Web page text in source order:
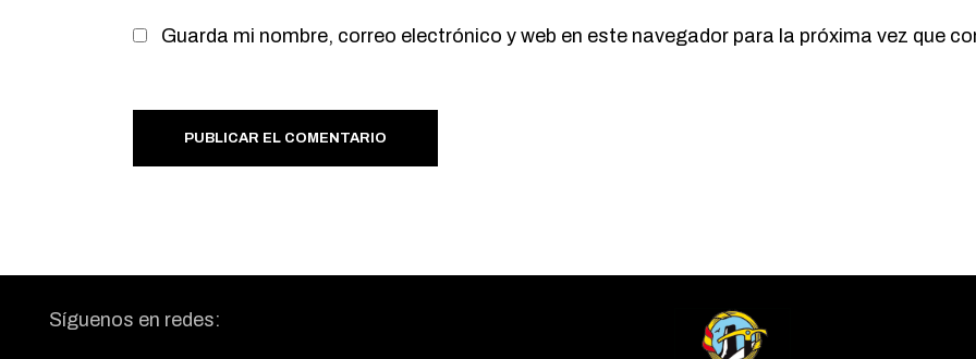
Guarda mi nombre, correo electrónico y web en este navegador para la próxima vez que
PUBLICAR EL COMENTARIO
Síguenos en redes: